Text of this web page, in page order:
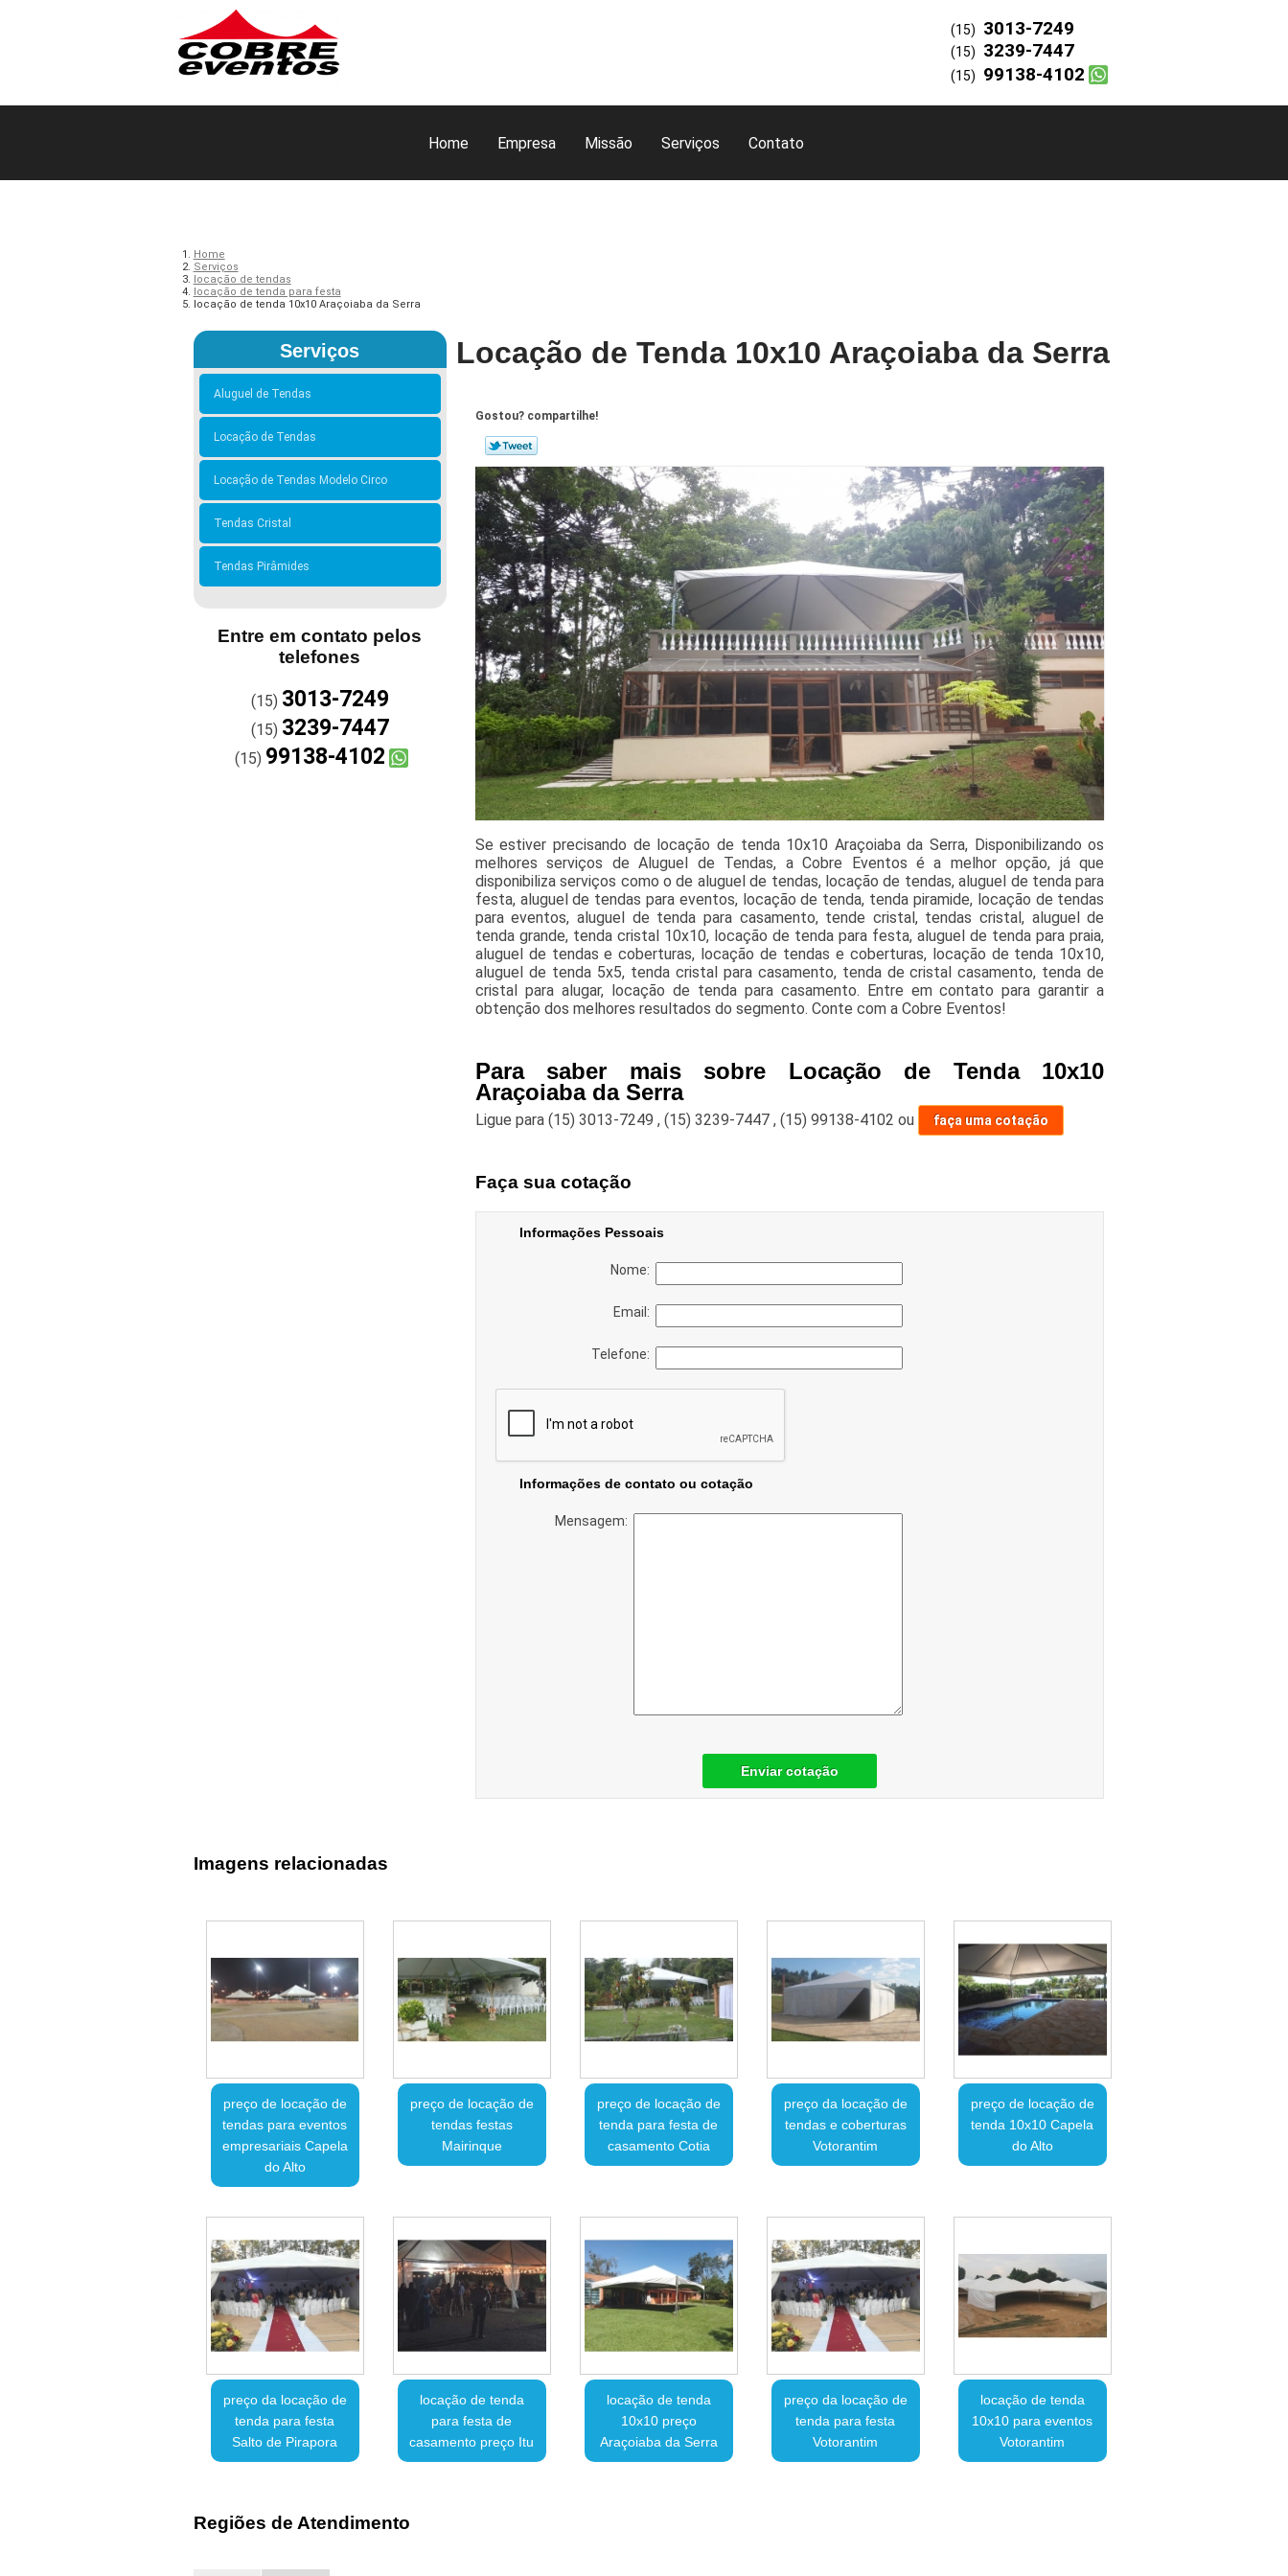
Home Empresa Missão Serviços Contato
(15) 3013-7249
(15) 3239-7447
(15) 99138-4102
Home
Serviços
locação de tendas
locação de tenda para festa
locação de tenda 10x10 Araçoiaba da Serra
Serviços
Aluguel de Tendas
Locação de Tendas
Locação de Tendas Modelo Circo
Tendas Cristal
Tendas Pirâmides
Entre em contato pelos
telefones
(15) 3013-7249
(15) 3239-7447
(15) 99138-4102
Locação de Tenda 10x10 Araçoiaba da Serra
Gostou? compartilhe!
Se estiver precisando de locação de tenda 10x10 Araçoiaba da Serra, Disponibilizando os
melhores serviços de Aluguel de Tendas, a Cobre Eventos é a melhor opção, já que
disponibiliza serviços como o de aluguel de tendas, locação de tendas, aluguel de tenda para
festa, aluguel de tendas para eventos, locação de tenda, tenda piramide, locação de tendas
para eventos, aluguel de tenda para casamento, tende cristal, tendas cristal, aluguel de
tenda grande, tenda cristal 10x10, locação de tenda para festa, aluguel de tenda para praia,
aluguel de tendas e coberturas, locação de tendas e coberturas, locação de tenda 10x10,
aluguel de tenda 5x5, tenda cristal para casamento, tenda de cristal casamento, tenda de
cristal para alugar, locação de tenda para casamento. Entre em contato para garantir a
obtenção dos melhores resultados do segmento. Conte com a Cobre Eventos!
Para saber mais sobre Locação de Tenda 10x10
Araçoiaba da Serra
Ligue para (15) 3013-7249 , (15) 3239-7447 , (15) 99138-4102 ou faça uma cotação
Faça sua cotação
Informações Pessoais
Nome:
Email:
Telefone:
Informações de contato ou cotação
Mensagem:
Enviar cotação
Imagens relacionadas
preço de locação de
tendas para eventos
empresariais Capela
do Alto
preço de locação de
tendas festas
Mairinque
preço de locação de
tenda para festa de
casamento Cotia
preço da locação de
tendas e coberturas
Votorantim
preço de locação de
tenda 10x10 Capela
do Alto
preço da locação de
tenda para festa
Salto de Pirapora
locação de tenda
para festa de
casamento preço Itu
locação de tenda
10x10 preço
Araçoiaba da Serra
preço da locação de
tenda para festa
Votorantim
locação de tenda
10x10 para eventos
Votorantim
Regiões de Atendimento